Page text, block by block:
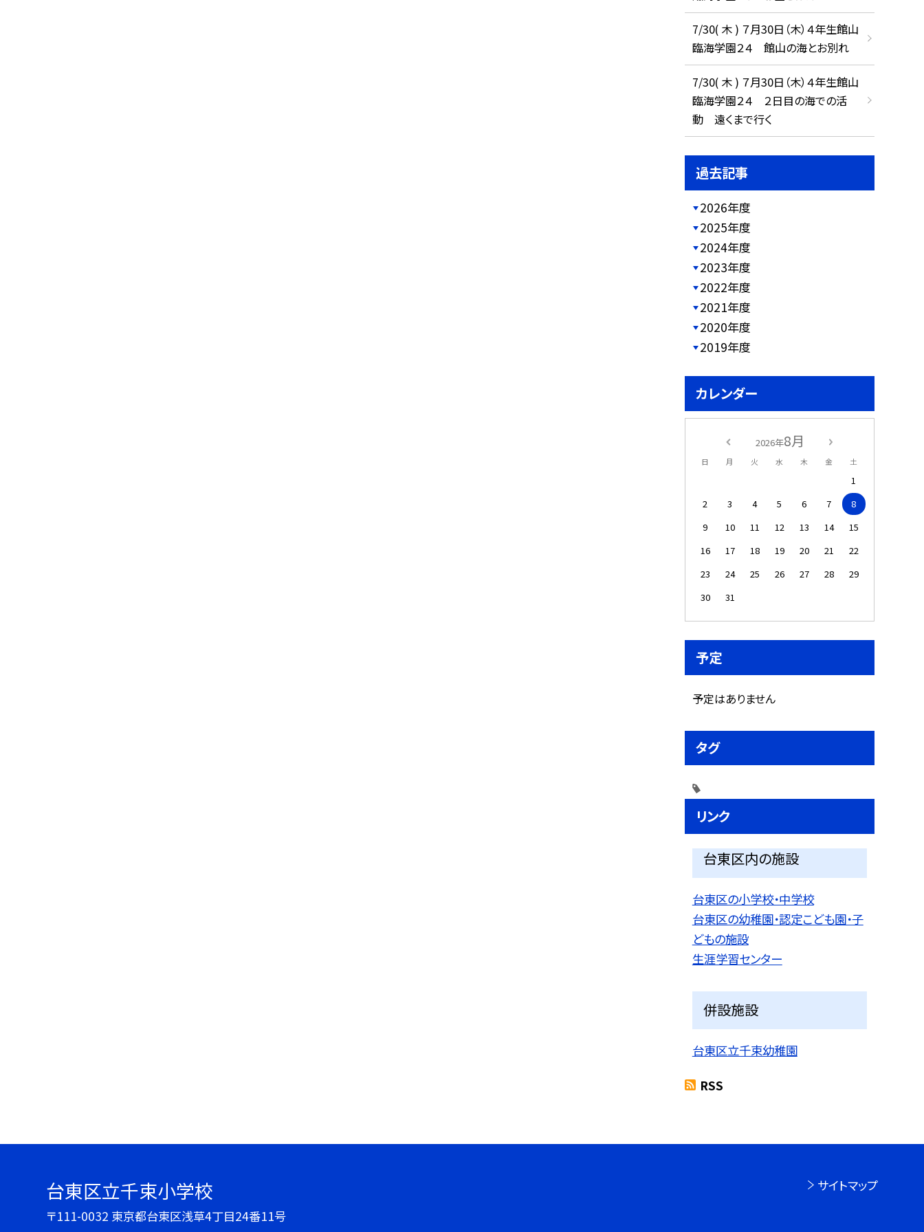
7/30( 木 ) ７月30日（木）４年生館山
臨海学園２４ 館山の海とお別れ
7/30( 木 ) ７月30日（木）４年生館山
臨海学園２４ ２日目の海での活
動 遠くまで行く
過去記事
2026年度
2025年度
2024年度
2023年度
2022年度
2021年度
2020年度
2019年度
カレンダー
2026年8月
日 月 火 水 木 金 土
1
2
3 4 5 6 7
8
9
10 11 12 13 14
15
16
17 18 19 20 21
22
23
24 25 26 27 28
29
30
31
予定
予定はありません
タグ
リンク
台東区内の施設
台東区の小学校・中学校
台東区の幼稚園・認定こども園・子
どもの施設
生涯学習センター
併設施設
台東区立千束幼稚園
RSS
台東区立千束小学校
〒111-0032 東京都台東区浅草4丁目24番11号
サイトマップ